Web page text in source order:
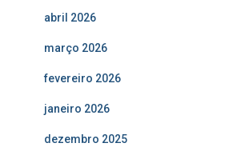
abril 2026
março 2026
fevereiro 2026
janeiro 2026
dezembro 2025